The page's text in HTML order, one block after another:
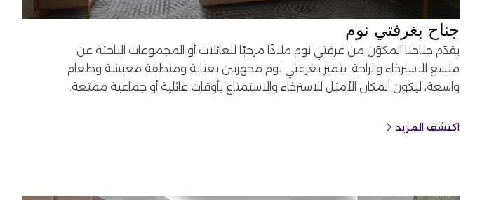
جناح بغرفتي نوم
يقدّم جناحنا المكوّن من غرفتي نوم ملاذًا مرحبًا للعائلات أو المجموعات الباحثة عن
متسع للاسترخاء والراحة. يتميز بغرفتي نوم مجهزتين بعناية ومنطقة معيشة وطعام
واسعة، ليكون المكان الأمثل للاسترخاء والاستمتاع بأوقات عائلية أو جماعية ممتعة.
اكتشف المزيد